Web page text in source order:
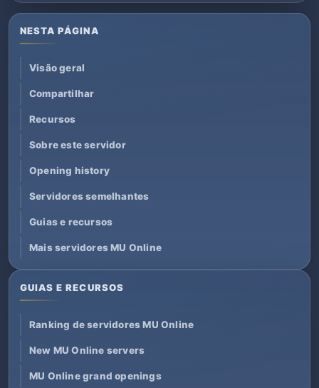
NESTA PÁGINA
Visão geral
Compartilhar
Recursos
Sobre este servidor
Opening history
Servidores semelhantes
Guias e recursos
Mais servidores MU Online
GUIAS E RECURSOS
Ranking de servidores MU Online
New MU Online servers
MU Online grand openings